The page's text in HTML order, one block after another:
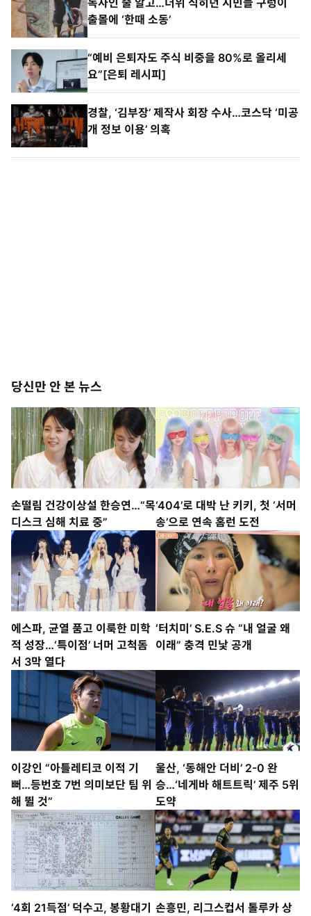
독사인 줄 알고…더위 식히던 시민들 구렁이
출몰에 ‘한때 소동’
“예비 은퇴자도 주식 비중을 80%로 올리세
요”[은퇴 레시피]
경찰, ‘김부장’ 제작사 회장 수사…코스닥 ‘미공
개 정보 이용’ 의혹
당신만 안 본 뉴스
손떨림 건강이상설 한승연…“목
디스크 심해 치료 중”
‘404’로 대박 난 키키, 첫 ‘서머
송’으로 연속 홈런 도전
에스파, 균열 품고 이룩한 미학
적 성장…‘특이점’ 너머 고척돔
서 3막 열다
‘터치미’ S.E.S 슈 “내 얼굴 왜
이래” 충격 민낯 공개
이강인 “아틀레티코 이적 기
뻐…등번호 7번 의미보단 팀 위
해 뛸 것”
울산, ‘동해안 더비’ 2-0 완
승…‘네게바 해트트릭’ 제주 5위
도약
‘4회 21득점’ 덕수고, 봉황대기 손흥민, 리그스컵서 톨루카 상